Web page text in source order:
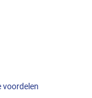
voordelen